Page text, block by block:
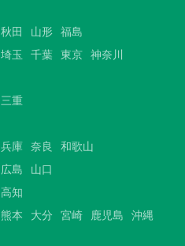
秋田 山形 福島
埼玉 千葉 東京 神奈川
三重
兵庫 奈良
和歌山
広島
山口
高知
熊本 大分 宮崎 鹿児島 沖縄